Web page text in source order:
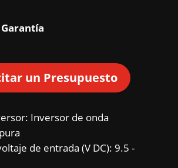
un Presupuesto
Inversor de onda
de entrada (V DC): 9.5 -